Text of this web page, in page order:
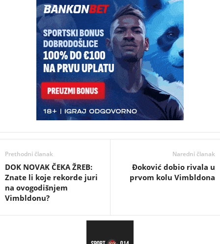
Prethodni članak
DOK NOVAK ČEKA ŽREB:
Znate li koje rekorde juri
na ovogodišnjem
Vimbldonu?
Naredni članak
Đoković dobio rivala u
prvom kolu Vimbldona